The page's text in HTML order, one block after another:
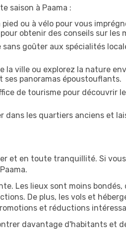
saison à Paama :
ou à vélo pour vous
obtenir des conseils sur les
goûter aux spécialités
la ville ou explorez la nature
panoramas époustouflants.
de tourisme pour découvrir
dans les quartiers anciens et
et en toute tranquillité. Si
Les lieux sont moins
De plus, les vols et
et réductions
davantage d'habitants et